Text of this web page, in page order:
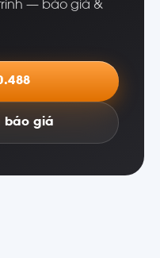
— báo giá &
báo giá